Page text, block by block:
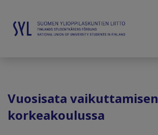
Vuosisata vaikuttamisen
korkeakoulussa